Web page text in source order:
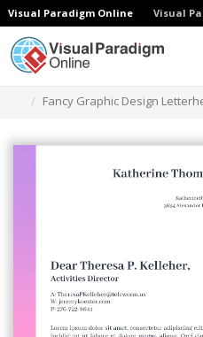
Visual Paradigm Online Visual
Fancy Graphic Design